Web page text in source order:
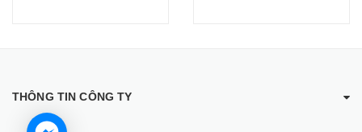
THÔNG TIN CÔNG TY